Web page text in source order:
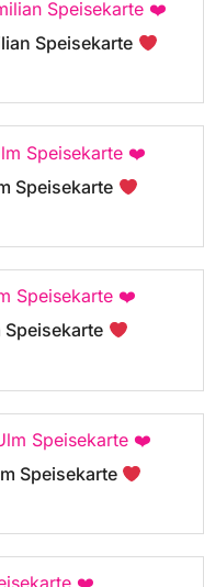
Speisekarte
Speisekarte
Speisekarte
Speisekarte